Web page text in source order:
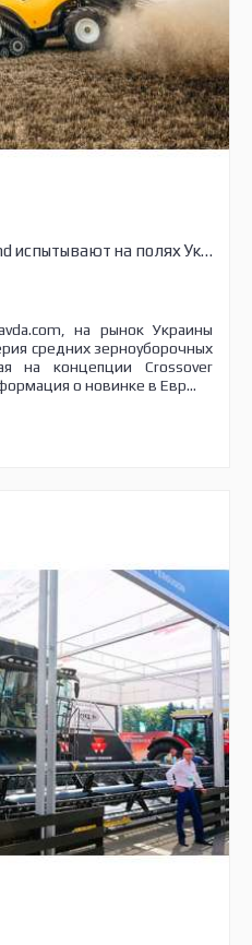
Новый комбайн New Holland испытывают на полях Украины
на рынок Украины
средних зерноуборочных
на концепции Crossover
о новинке в Евр...